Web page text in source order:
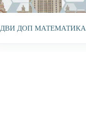
ДВИ ДОП МАТЕМАТИКА
ДВИ ДОП МАТЕМАТИКА